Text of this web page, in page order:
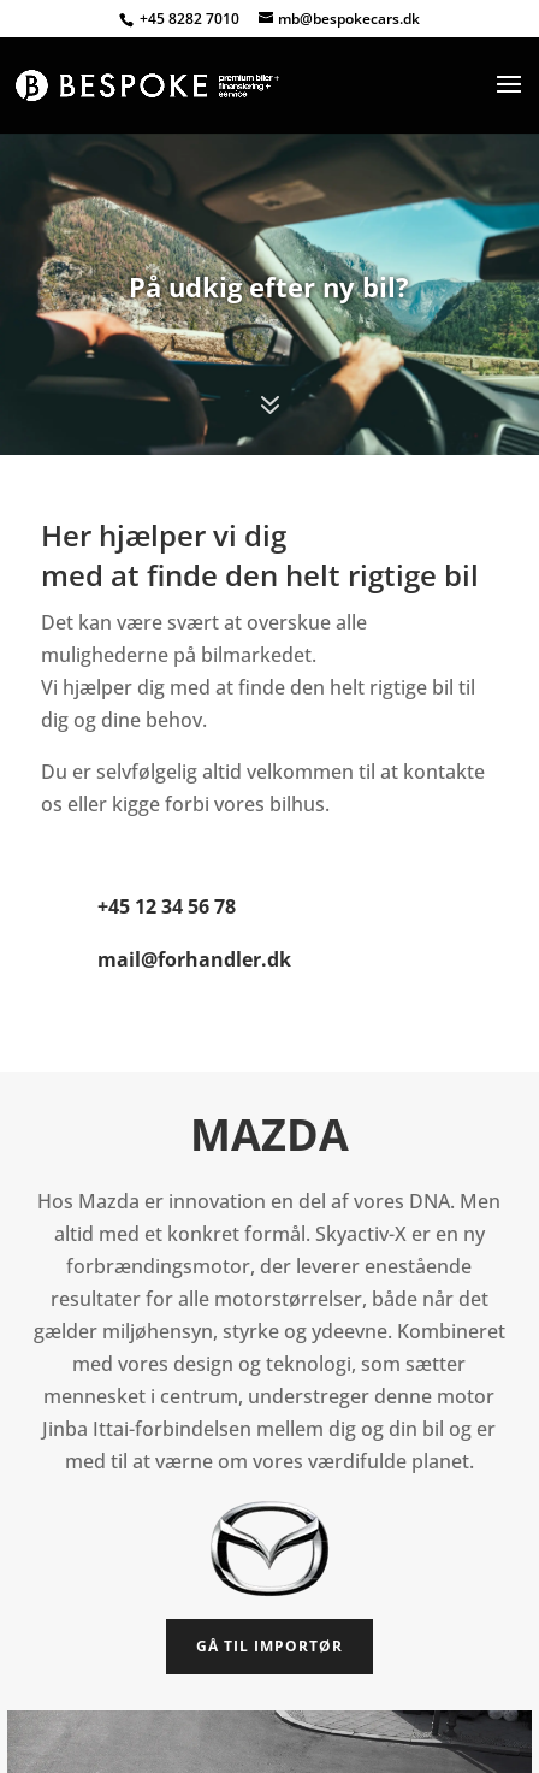
+45 8282 7010 mb@bespokecars.dk
På udkig efter ny bil?
7
Her hjælper vi dig
med at finde den helt rigtige bil
Det kan være svært at overskue alle
mulighederne på bilmarkedet.
Vi hjælper dig med at finde den helt rigtige bil til
dig og dine behov.
Du er selvfølgelig altid velkommen til at kontakte
os eller kigge forbi vores bilhus.
+45 12 34 56 78
mail@forhandler.dk
MAZDA
Hos Mazda er innovation en del af vores DNA. Men
altid med et konkret formål. Skyactiv-X er en ny
forbrændingsmotor, der leverer enestående
resultater for alle motorstørrelser, både når det
gælder miljøhensyn, styrke og ydeevne. Kombineret
med vores design og teknologi, som sætter
mennesket i centrum, understreger denne motor
Jinba Ittai-forbindelsen mellem dig og din bil og er
med til at værne om vores værdifulde planet.
GÅ TIL IMPORTØR